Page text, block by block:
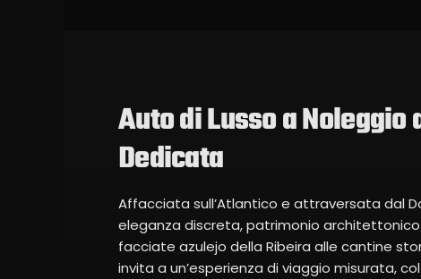
Auto di Lusso a Noleggio
Dedicata
Affacciata sull’Atlantico e attraversata dal
eleganza discreta, patrimonio
facciate azulejo della Ribeira alle cantine
invita a un’esperienza di viaggio misurata,